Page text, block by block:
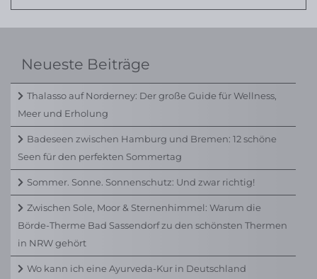
Neueste Beiträge
Thalasso auf Norderney: Der große Guide für Wellness,
Meer und Erholung
Badeseen zwischen Hamburg und Bremen: 12 schöne
Seen für den perfekten Sommertag
Sommer. Sonne. Sonnenschutz: Und zwar richtig!
Zwischen Sole, Moor & Sternenhimmel: Warum die
Börde-Therme Bad Sassendorf zu den schönsten Thermen
in NRW gehört
Wo kann ich eine Ayurveda-Kur in Deutschland